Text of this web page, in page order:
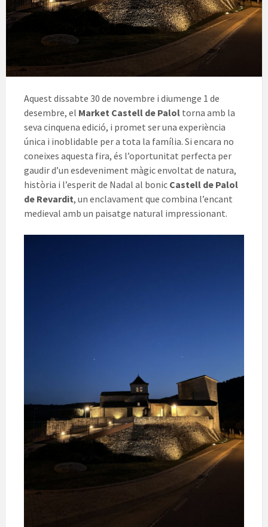
Aquest dissabte 30 de novembre i diumenge 1 de
desembre, el Market Castell de Palol torna amb la
seva cinquena edició, i promet ser una experiència
única i inoblidable per a tota la família. Si encara no
coneixes aquesta fira, és l’oportunitat perfecta per
gaudir d’un esdeveniment màgic envoltat de natura,
història i l’esperit de Nadal al bonic Castell de Palol
de Revardit, un enclavament que combina l’encant
medieval amb un paisatge natural impressionant.